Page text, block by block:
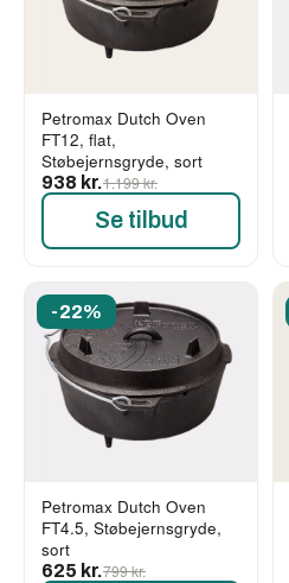
Petromax Dutch Oven
FT12, flat,
Støbejernsgryde, sort
938 kr.1.199 kr.
Se tilbud
-22%
Petromax Dutch Oven
FT4.5, Støbejernsgryde,
sort
625 kr.799 kr.